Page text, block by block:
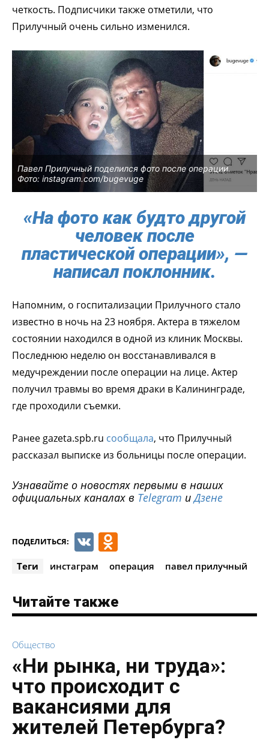
четкость. Подписчики также отметили, что
Прилучный очень сильно изменился.
Павел Прилучный поделился фото после операции.
Фото: instagram.com/bugevuge
«На фото как будто другой
человек после
пластической операции», —
написал поклонник.
Напомним, о госпитализации Прилучного стало
известно в ночь на 23 ноября. Актера в тяжелом
состоянии находился в одной из клиник Москвы.
Последнюю неделю он восстанавливался в
медучреждении после операции на лице. Актер
получил травмы во время драки в Калининграде,
где проходили съемки.
Ранее gazeta.spb.ru сообщала, что Прилучный
рассказал выписке из больницы после операции.
Узнавайте о новостях первыми в наших
официальных каналах в Telegram иДзене
ПОДЕЛИТЬСЯ: VK
Теги инстаграм операция павел прилучный
Читайте также
Общество
«Ни рынка, ни труда»:
что происходит с
вакансиями для
жителей Петербурга?